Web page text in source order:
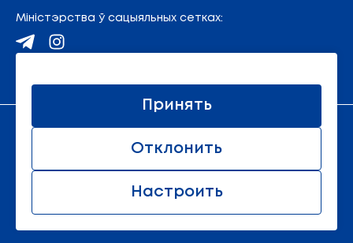
Міністэрства ў сацыяльных сетках:
© 2011 - 2026 Міністэрства адукацыі Рэспублікі
Настроить
Отклонить
Принять